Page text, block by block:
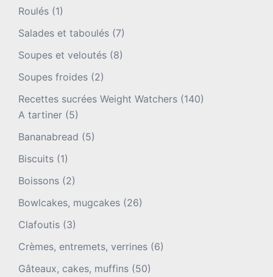
Roulés (1)
Salades et taboulés (7)
Soupes et veloutés (8)
Soupes froides (2)
Recettes sucrées Weight Watchers (140)
A tartiner (5)
Bananabread (5)
Biscuits (1)
Boissons (2)
Bowlcakes, mugcakes (26)
Clafoutis (3)
Crèmes, entremets, verrines (6)
Gâteaux, cakes, muffins (50)